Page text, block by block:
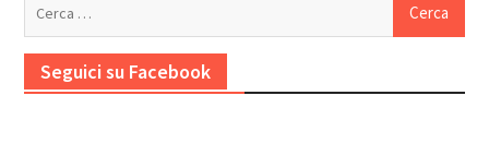
Seguici su Facebook